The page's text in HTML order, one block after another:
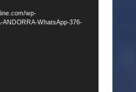
wp-
WhatsApp-376-